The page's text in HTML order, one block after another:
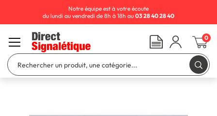
Notre équipe est à votre écoute
du lundi au vendredi de 8h à 18h au 03 28 40 28 40
0